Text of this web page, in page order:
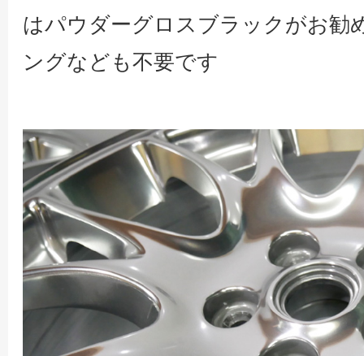
はパウダーグロスブラックがお勧
ングなども不要です